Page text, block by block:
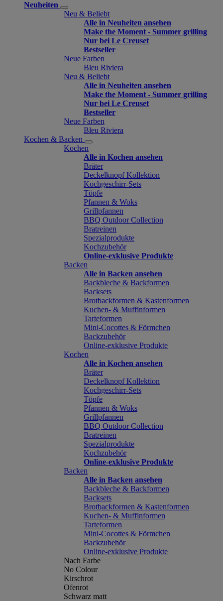
Neuheiten
Neu & Beliebt
Alle in Neuheiten ansehen
Make the Moment - Summer grilling
Nur bei Le Creuset
Bestseller
Neue Farben
Bleu Riviera
Neu & Beliebt
Alle in Neuheiten ansehen
Make the Moment - Summer grilling
Nur bei Le Creuset
Bestseller
Neue Farben
Bleu Riviera
Kochen & Backen
Kochen
Alle in Kochen ansehen
Bräter
Deckelknopf Kollektion
Kochgeschirr-Sets
Töpfe
Pfannen & Woks
Grillpfannen
BBQ Outdoor Collection
Bratreinen
Spezialprodukte
Kochzubehör
Online-exklusive Produkte
Backen
Alle in Backen ansehen
Backbleche & Backformen
Backsets
Brotbackformen & Kastenformen
Kuchen- & Muffinformen
Tarteformen
Mini-Cocottes & Förmchen
Backzubehör
Online-exklusive Produkte
Kochen
Alle in Kochen ansehen
Bräter
Deckelknopf Kollektion
Kochgeschirr-Sets
Töpfe
Pfannen & Woks
Grillpfannen
BBQ Outdoor Collection
Bratreinen
Spezialprodukte
Kochzubehör
Online-exklusive Produkte
Backen
Alle in Backen ansehen
Backbleche & Backformen
Backsets
Brotbackformen & Kastenformen
Kuchen- & Muffinformen
Tarteformen
Mini-Cocottes & Förmchen
Backzubehör
Online-exklusive Produkte
Nach Farbe
No Colour
Kirschrot
Ofenrot
Schwarz matt